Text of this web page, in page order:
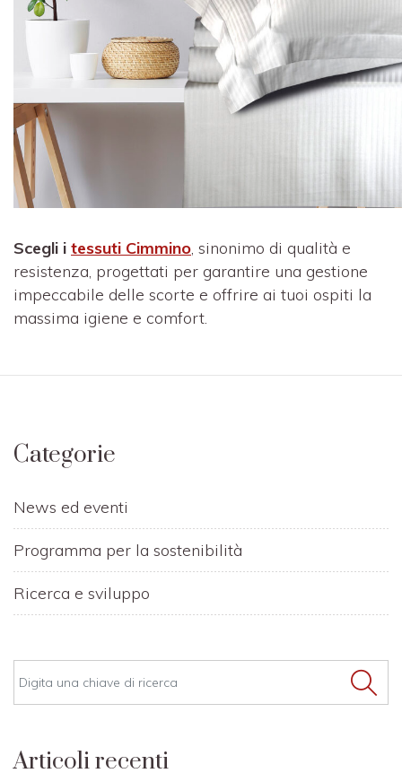
Scegli i tessuti Cimmino, sinonimo di qualità e
resistenza, progettati per garantire una gestione
impeccabile delle scorte e offrire ai tuoi ospiti la
massima igiene e comfort.
Categorie
News ed eventi
Programma per la sostenibilità
Ricerca e sviluppo
Articoli recenti